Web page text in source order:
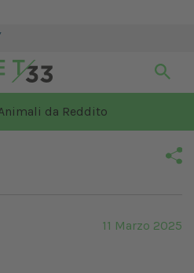
da Reddito
11 Marzo 2025